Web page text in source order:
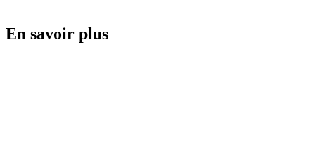
En savoir plus